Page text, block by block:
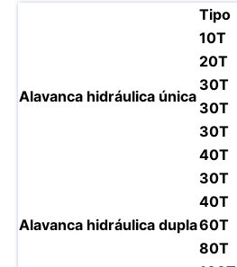
Tipo
Alavanca hidráulica única
10T
20T
30T
30T
30T
40T
Alavanca hidráulica dupla
30T
40T
60T
80T